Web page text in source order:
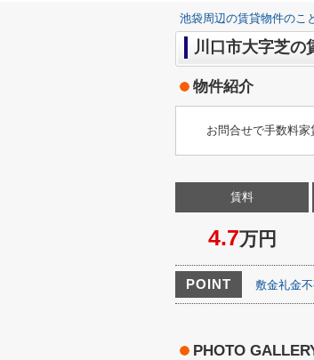
池袋周辺の賃貸物件のこ
川口市大字芝の
物件紹介
お問合せで手数料
賃料
4.7万円
POINT 敷金礼金
PHOTO